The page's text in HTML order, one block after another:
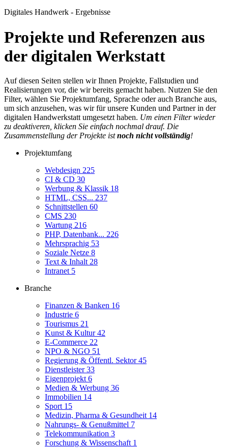
Digitales Handwerk - Ergebnisse
Projekte und Referenzen aus
der digitalen Werkstatt
Auf diesen Seiten stellen wir Ihnen Projekte, Fallstudien und
Realisierungen vor, die wir bereits gemacht haben. Nutzen Sie den
Filter, wählen Sie Projektumfang, Sprache oder auch Branche aus,
um sich anzusehen, was wir für unsere Kunden und Partner in der
digitalen Handwerkstatt umgesetzt haben. Um einen Filter wieder
zu deaktiveren, klicken Sie einfach nochmal drauf. Die
Zusammenstellung der Projekte istnoch nicht vollständig!
Projektumfang
Webdesign 225
CI & CD 30
Werbung & Klassik 18
HTML, CSS... 237
Schnittstellen 60
CMS 230
Wartung 216
PHP, Datenbank... 226
Mehrsprachig 53
Soziale Netze 8
Text & Inhalt 28
Intranet 5
Branche
Finanzen & Banken 16
Industrie 6
Tourismus 21
Kunst & Kultur42
E-Commerce 22
NPO & NGO 51
Regierung & Öffentl. Sektor45
Dienstleister33
Eigenprojekt 6
Medien & Werbung 36
Immobilien 14
Sport 15
Medizin, Pharma & Gesundheit 14
Nahrungs- & Genußmittel 7
Telekommunikation 3
Forschung & Wissenschaft 1